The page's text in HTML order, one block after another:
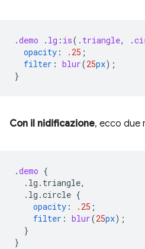
.demo . lg : is( . triangle, .
opacity : .25 ;
filter : blur(25px);
}
Con il nidificazione, ecco due
.demo {
.lg.triangle,
.lg.circle {
opacity : .25 ;
filter : blur(25px);
}
}